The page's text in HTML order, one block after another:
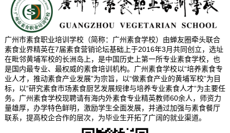
广州市素食职业培训学校（简称：广州素食学校）由蝉友圈牵头联合
素食业界精英在7届素食营销论坛基础上于2016年3月共同创立，选址
在毗邻黄埔军校的长洲岛上，是中国历史上第一所专业素食学校，也
是国内最专业、最权威的素食培训机构。广州素食学校以“培养素食专
业人才，推动素食产业发展”为宗旨，以“做素食产业的黄埔军校”为目
标，以“研究素食市场素食厨艺发展规律与培养专业素食人才“为主要任
务。广州素食学校现聘请有海内外素食专业精英教师60余人，师资力
量雄厚，办学特色鲜明，激励学生全面发展，并通过加强与素食餐厅
联系，提高校企合作的层次，为毕业生开拓了广阔的就业渠道。